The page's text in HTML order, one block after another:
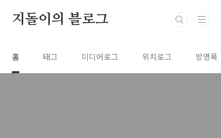
지돌이의 블로그
홈 태그 미디어로그 위치로그 방명록